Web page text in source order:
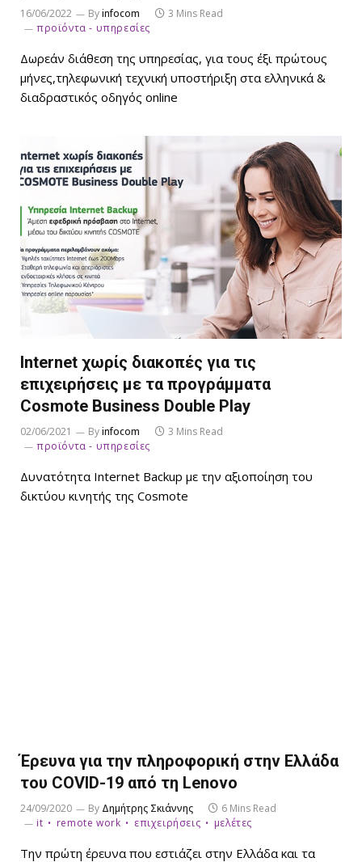
16/06/2022 Byinfocom
3 Mins Read
προϊόντα - υπηρεσίες
Δωρεάν διάθεση της υπηρεσίας, για τους έξι πρώτους
μήνες,τηλεφωνική τεχνική υποστήριξη στα ελληνικά &
διαδραστικός οδηγός online
Internet χωρίς διακοπές για τις
επιχειρήσεις με τα προγράμματα
Cosmote Business Double Play
02/06/2021 Byinfocom
3 Mins Read
προϊόντα - υπηρεσίες
Δυνατότητα Internet Backup με την αξιοποίηση του
δικτύου κινητής της Cosmote
Έρευνα για την πληροφορική στην Ελλάδα
του COVID-19 από τη Lenovo
24/09/2020 By Δημήτρης Σκιάννης
6 Mins Read
it
remote work επιχειρήσεις μελέτες
Την πρώτη έρευνα που εστιάζει στην Ελλάδα και τα